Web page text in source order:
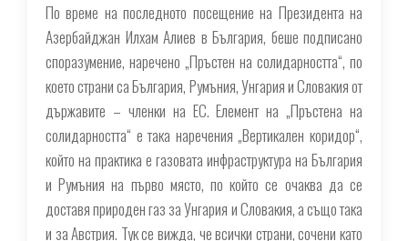
По време на последното посещение на Президента на
Азербайджан Илхам Алиев в България, беше подписано
споразумение, наречено „Пръстен на солидарността“, по
което страни са България, Румъния, Унгария и Словакия от
държавите – членки на ЕС. Елемент на „Пръстена на
солидарността“ е така наречения „Вертикален коридор“,
който на практика е газовата инфраструктура на България
и Румъния на първо място, по който се очаква да се
доставя природен газ за Унгария и Словакия, а също така
и за Австрия. Тук се вижда, че всички страни, сочени като